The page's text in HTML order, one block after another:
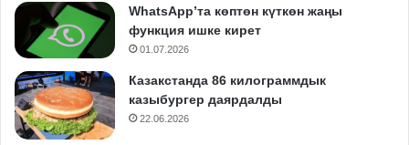
WhatsApp’та көптөн күткөн жаңы
функция ишке кирет
01.07.2026
Казакстанда 86 килограммдык
казыбургер даярдалды
22.06.2026